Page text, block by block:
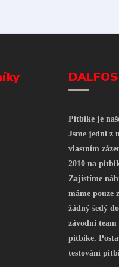
Pitbike je
Jsme jedni z
vlastním
2010 na
Zajistíme
máme pouze
žádný šedý
závodní
pitbike.
testování